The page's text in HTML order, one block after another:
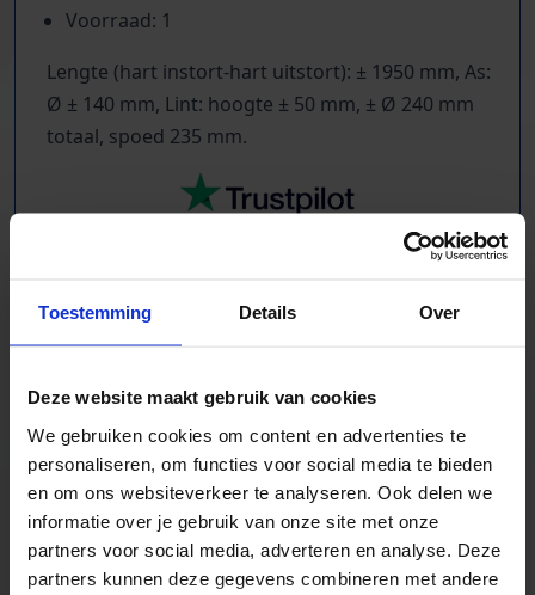
Toestemming Details Over
Deze website maakt gebruik van cookies
We gebruiken cookies om content en advertenties te
personaliseren, om functies voor social media te bieden
en om ons websiteverkeer te analyseren. Ook delen we
informatie over je gebruik van onze site met onze
partners voor social media, adverteren en analyse. Deze
partners kunnen deze gegevens combineren met andere
Voorraad: 1
Lengte (hart instort-hart uitstort): ± 1950 mm, As:
Ø ± 140 mm, Lint: hoogte ± 50 mm, ± Ø 240 mm
totaal, spoed 235 mm.
Tientallen dozensluitmachines beschikbaar
Compressoren, schroeftransporteurs, trappen
Trilgoten en zeven
Aandrijftechniek & Pneumatiek
Elektronische componenten